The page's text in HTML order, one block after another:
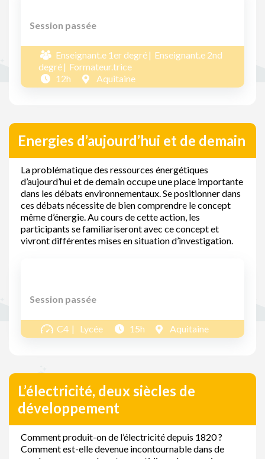
Session passée
Enseignant.e 1er degré
Enseignant.e 2nd
degré
Formateur.trice
12h
Aquitaine
Energies d’aujourd’hui et de demain
La problématique des ressources énergétiques
d’aujourd’hui et de demain occupe une place importante
dans les débats environnementaux. Se positionner dans
ces débats nécessite de bien comprendre le concept
même d’énergie. Au cours de cette action, les
participants se familiariseront avec ce concept et
vivront différentes mises en situation d’investigation.
Session passée
C4 Lycée 15h Aquitaine
L’électricité, deux siècles de
développement
Comment produit-on de l’électricité depuis 1820 ?
Comment est-elle devenue incontournable dans de